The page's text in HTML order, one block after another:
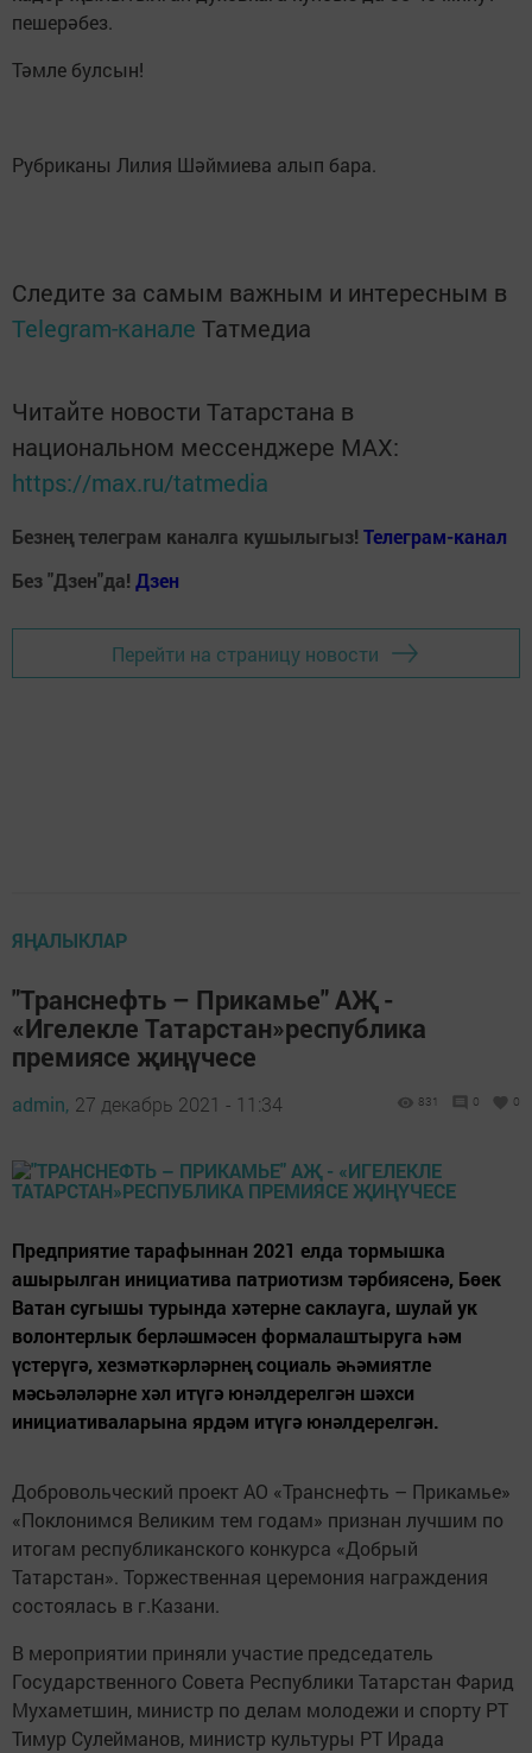
пешерәбез.
Тәмле булсын!
Рубриканы Лилия Шәймиева алып бара.
Следите за самым важным и интересным в
Telegram-канале Татмедиа
Читайте новости Татарстана в
национальном мессенджере MАХ:
https://max.ru/tatmedia
Безнең телеграм каналга кушылыгыз! Телеграм-канал
Без "Дзен"да! Дзен
Перейти на страницу новости
ЯҢАЛЫКЛАР
"Транснефть – Прикамье" АҖ -
«Игелекле Татарстан»республика
премиясе җиңүчесе
admin, 27 декабрь 2021 - 11:34 831 0 0
Предприятие тарафыннан 2021 елда тормышка
ашырылган инициатива патриотизм тәрбиясенә, Бөек
Ватан сугышы турында хәтерне саклауга, шулай ук
волонтерлык берләшмәсен формалаштыруга һәм
үстерүгә, хезмәткәрләрнең социаль әһәмиятле
мәсьәләләрне хәл итүгә юнәлдерелгән шәхси
инициативаларына ярдәм итүгә юнәлдерелгән.
Добровольческий проект АО «Транснефть – Прикамье»
«Поклонимся Великим тем годам» признан лучшим по
итогам республиканского конкурса «Добрый
Татарстан». Торжественная церемония награждения
состоялась в г.Казани.
В мероприятии приняли участие председатель
Государственного Совета Республики Татарстан Фарид
Мухаметшин, министр по делам молодежи и спорту РТ
Тимур Сулейманов, министр культуры РТ Ирада